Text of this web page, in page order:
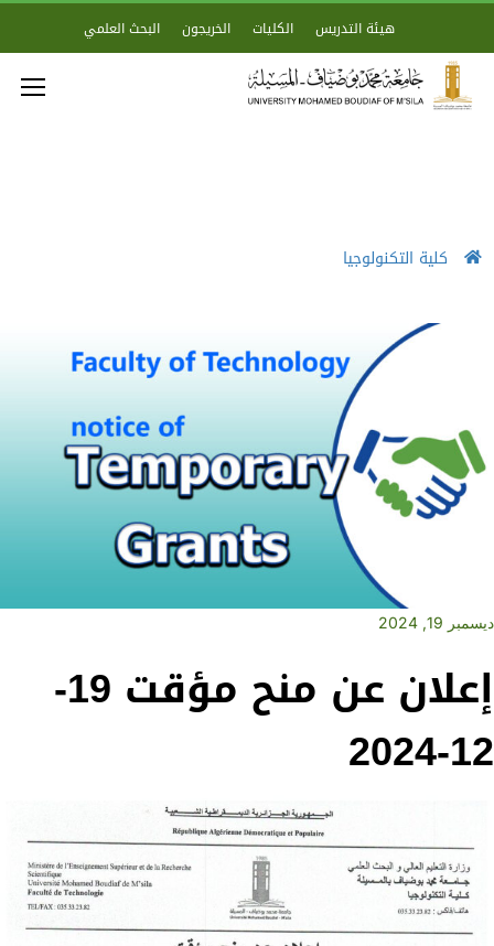
هيئة التدريس الكليات الخريجون البحث العلمي
كلية التكنولوجيا
ديسمبر 19, 2024
إعلان عن منح مؤقت 19-
12-2024